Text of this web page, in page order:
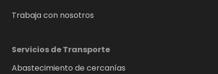
Trabaja con nosotros
Servicios de Transporte
Abastecimiento de cercanías